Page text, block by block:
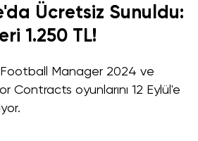
Ücretsiz Sunuldu:
1.250 TL!
Manager 2024 ve
Contracts oyunlarını 12 Eylül'e